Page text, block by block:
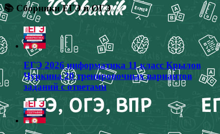
📚 Сборники ЕГЭ и ОГЭ
ЕГЭ 2026 информатика 11 класс Крылов
Чуркина 20 тренировочных вариантов
заданий с ответами